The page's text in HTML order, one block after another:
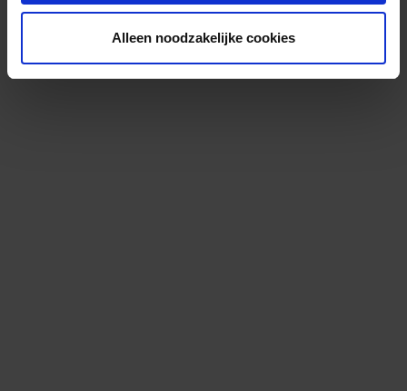
Alleen noodzakelijke cookies